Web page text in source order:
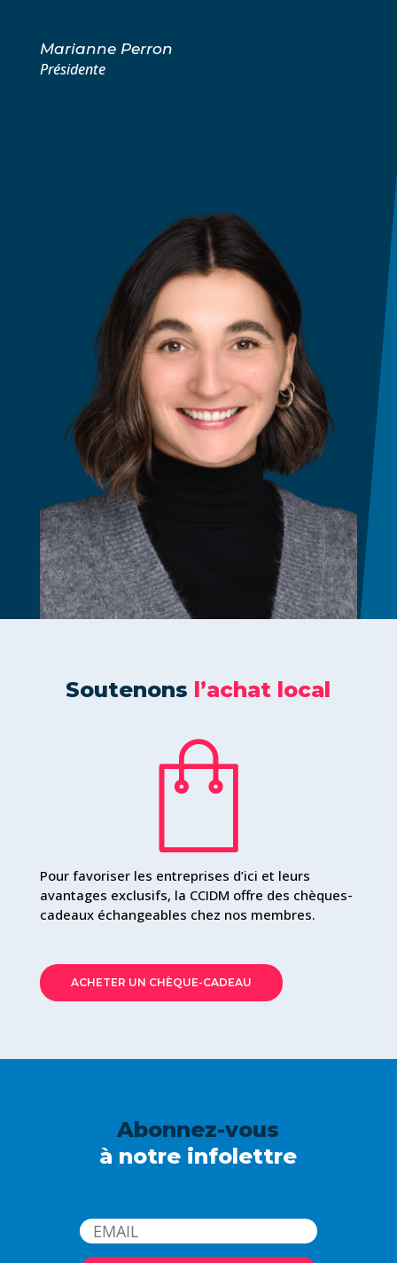
Marianne Perron
Présidente
Soutenons l’achat local
Pour favoriser les entreprises d’ici et leurs
avantages exclusifs, la CCIDM offre des chèques-
cadeaux échangeables chez nos membres.
ACHETER UN CHÈQUE-CADEAU
Abonnez-vous
à notre infolettre